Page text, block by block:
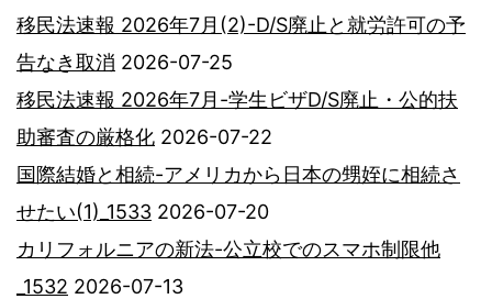
移民法速報 2026年7月(2)-D/S廃止と就労許可の予
告なき取消 2026-07-25
移民法速報 2026年7月-学生ビザD/S廃止・公的扶
助審査の厳格化 2026-07-22
国際結婚と相続-アメリカから日本の甥姪に相続さ
せたい(1)_1533 2026-07-20
カリフォルニアの新法-公立校でのスマホ制限他
_1532 2026-07-13